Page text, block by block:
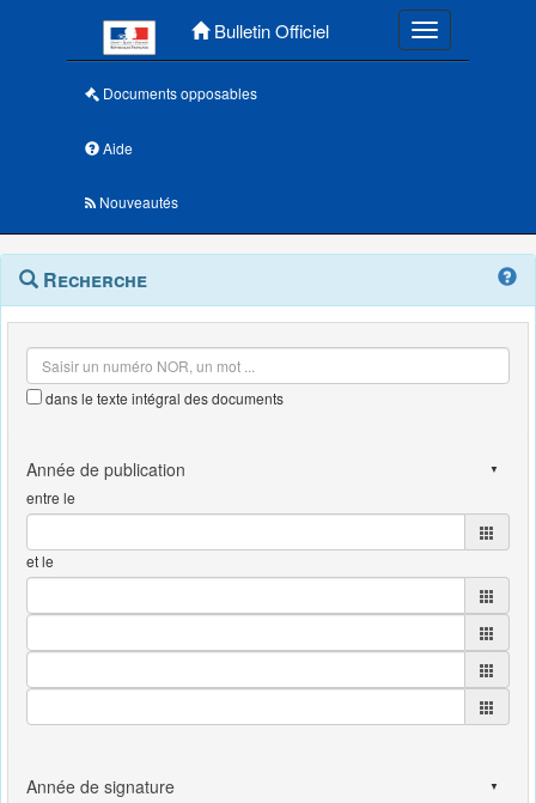
Bulletin Officiel Toggle
Documents opposables
Aide
Nouveautés
Navigation
outils
Menu
contextuel
Recherche
dans le texte intégral des documents
entre le
et le